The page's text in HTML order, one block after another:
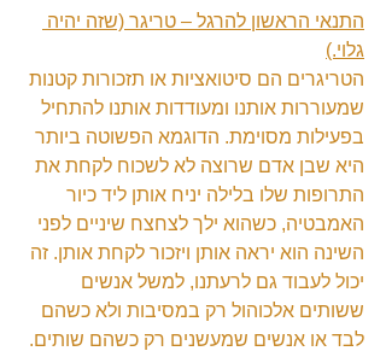
התנאי הראשון להרגל – טריגר (שזה יהיה
גלוי.)
הטריגרים הם סיטואציות או תזכורות קטנות
שמעוררות אותנו ומעודדות אותנו להתחיל
בפעילות מסוימת. הדוגמא הפשוטה ביותר
היא שבן אדם שרוצה לא לשכוח לקחת את
התרופות שלו בלילה יניח אותן ליד כיור
האמבטיה, כשהוא ילך לצחצח שיניים לפני
השינה הוא יראה אותן ויזכור לקחת אותן. זה
יכול לעבוד גם לרעתנו, למשל אנשים
ששותים אלכוהול רק במסיבות ולא כשהם
לבד או אנשים שמעשנים רק כשהם שותים.